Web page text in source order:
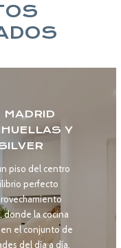
MADRID
Y
piso del centro
perfecto
donde la cocina
el conjunto de
del día a día,